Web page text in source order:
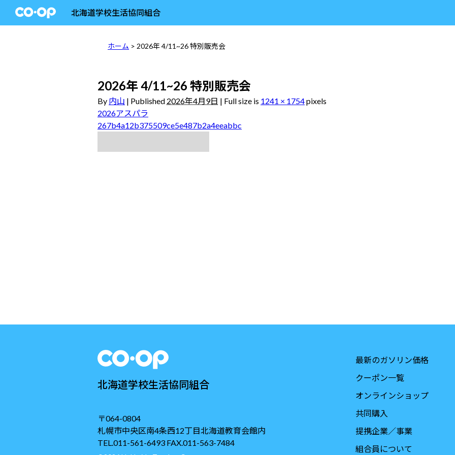
北海道学校生活協同組合
ホーム > 2026年 4/11~26 特別販売会
2026年 4/11~26 特別販売会
By 内山 | Published 2026年4月9日 | Full size is 1241 × 1754pixels
2026アスパラ
267b4a12b375509ce5e487b2a4eeabbc
北海道学校生活協同組合
〒064-0804
札幌市中央区南4条西12丁目北海道教育会館内
TEL.011-561-6493 FAX.011-563-7484
最新のガソリン価格
クーポン一覧
オンラインショップ
共同購入
提携企業／事業
組合員について